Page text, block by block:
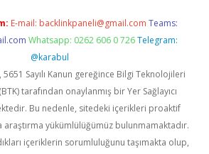
E-mail: backlinkpaneli@gmail.com Teams:
Whatsapp: 0262 606 0 726 Telegram:
@karabul
5651 Sayılı Kanun gereğince Bilgi Teknolojileri
tarafından onaylanmış bir Yer Sağlayıcı
Bu nedenle, sitedeki içerikleri proaktif
yükümlülüğümüz bulunmamaktadır.
içeriklerin sorumluluğunu taşımakta olup,